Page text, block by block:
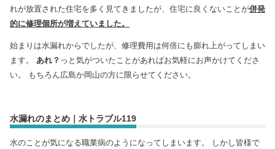
れが放置された住宅を多く見てきましたが、住宅に良くないことが併発
的に修理個所が増えていました。
始まりは水漏れからでしたが、修理費用は何倍にも膨れ上がってしまい
ます。
あれ？ っと気がついたことがあればお気軽にお声かけてくださ
い。
もちろん広島か岡山の方に限らせてください。
水漏れのまとめ｜水トラブル119
水のことが気になる職業病のようになってしまいます。 しかし皆様で